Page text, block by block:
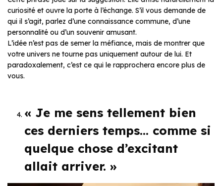
curiosité et ouvre la porte à l’échange. S’il vous demande de
qui il s’agit, parlez d’une connaissance commune, d’une
personnalité ou d’un souvenir amusant.
L’idée n’est pas de semer la méfiance, mais de montrer que
votre univers ne tourne pas uniquement autour de lui. Et
paradoxalement, c’est ce qui le rapprochera encore plus de
vous.
« Je me sens tellement bien
ces derniers temps… comme si
quelque chose d’excitant
allait arriver. »